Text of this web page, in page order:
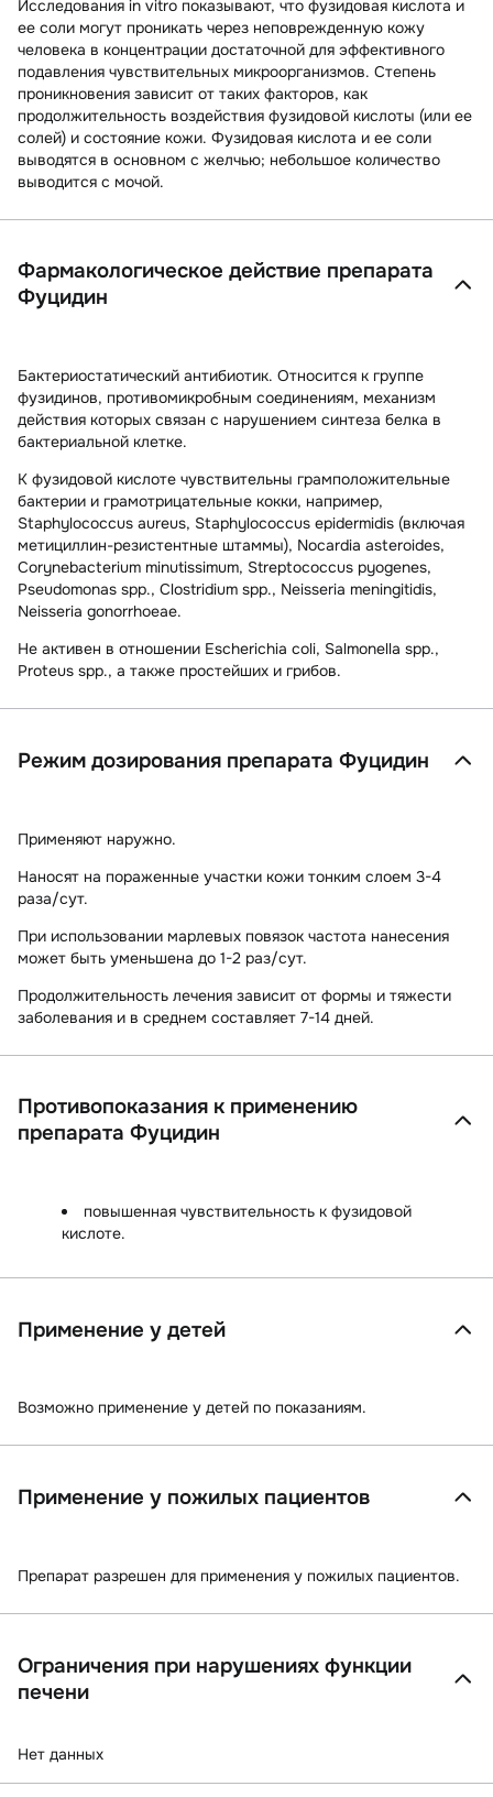
Исследования in vitro показывают, что фузидовая кислота и
ее соли могут проникать через неповрежденную кожу
человека в концентрации достаточной для эффективного
подавления чувствительных микроорганизмов. Степень
проникновения зависит от таких факторов, как
продолжительность воздействия фузидовой кислоты (или ее
солей) и состояние кожи. Фузидовая кислота и ее соли
выводятся в основном с желчью; небольшое количество
выводится с мочой.
Фармакологическое действие препарата
Фуцидин
Бактериостатический антибиотик. Относится к группе
фузидинов, противомикробным соединениям, механизм
действия которых связан с нарушением синтеза белка в
бактериальной клетке.
К фузидовой кислоте чувствительны грамположительные
бактерии и грамотрицательные кокки, например,
Staphylococcus aureus, Staphylococcus epidermidis (включая
метициллин-резистентные штаммы), Nocardia asteroides,
Corynebacterium minutissimum, Streptococcus pyogenes,
Pseudomonas spp., Clostridium spp., Neisseria meningitidis,
Neisseria gonorrhoeae.
Не активен в отношении Escherichia coli, Salmonella spp.,
Proteus spp., а также простейших и грибов.
Режим дозирования препарата Фуцидин
Применяют наружно.
Наносят на пораженные участки кожи тонким слоем 3-4
раза/сут.
При использовании марлевых повязок частота нанесения
может быть уменьшена до 1-2 раз/сут.
Продолжительность лечения зависит от формы и тяжести
заболевания и в среднем составляет 7-14 дней.
Противопоказания к применению
препарата Фуцидин
повышенная чувствительность к фузидовой
кислоте.
Применение у детей
Возможно применение у детей по показаниям.
Применение у пожилых пациентов
Препарат разрешен для применения у пожилых пациентов.
Ограничения при нарушениях функции
печени
Нет данных